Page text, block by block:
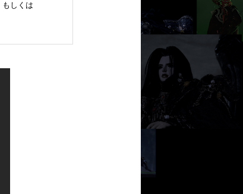
しくは